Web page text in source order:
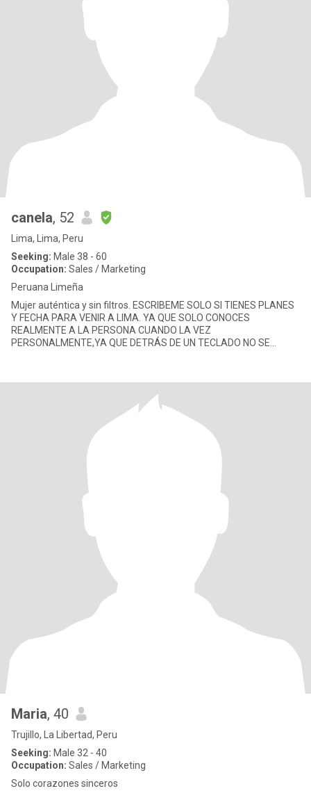
canela, 52
Lima, Lima, Peru
Seeking: Male 38 - 60
Occupation: Sales / Marketing
Peruana Limeña
Mujer auténtica y sin filtros. ESCRIBEME SOLO SI TIENES PLANES
Y FECHA PARA VENIR A LIMA. YA QUE SOLO CONOCES
REALMENTE A LA PERSONA CUANDO LA VEZ
PERSONALMENTE,YA QUE DETRÁS DE UN TECLADO NO SE
Maria, 40
Trujillo, La Libertad, Peru
Seeking: Male 32 - 40
Occupation: Sales / Marketing
Solo corazones sinceros